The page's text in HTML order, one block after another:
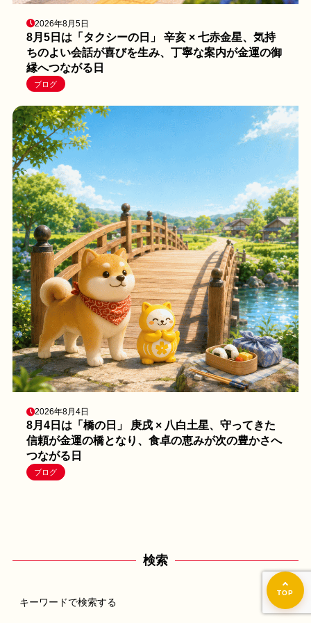
2026年8月5日
8月5日は「タクシーの日」 辛亥 × 七赤金星、気持
ちのよい会話が喜びを生み、丁寧な案内が金運の御
縁へつながる日
ブログ
2026年8月4日
8月4日は「橋の日」 庚戌 × 八白土星、守ってきた
信頼が金運の橋となり、食卓の恵みが次の豊かさへ
つながる日
ブログ
検索